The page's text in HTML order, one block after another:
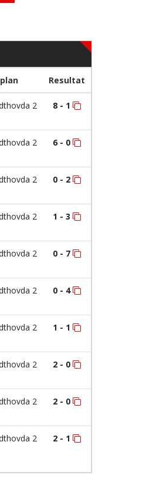
plan Resultat
2 8 - 1
2 6 - 0
2 0 - 2
2 1 - 3
2 0 - 7
2 0 - 4
2 1 - 1
2 2 - 0
2 2 - 0
2 2 - 1